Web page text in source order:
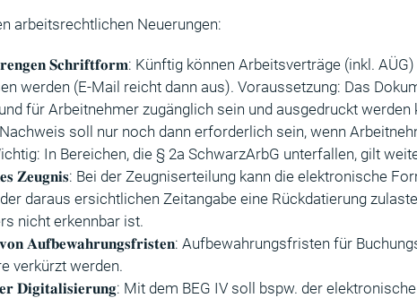
arbeitsrechtlichen Neuerungen:
𝐒𝐜𝐡𝐫𝐢𝐟𝐭𝐟𝐨𝐫𝐦: Künftig können Arbeitsverträge (inkl.
werden (E-Mail reicht dann aus). Voraussetzung: Das
für Arbeitnehmer zugänglich sein und ausgedruckt werden
soll nur noch dann erforderlich sein, wenn
In Bereichen, die § 2a SchwarzArbG unterfallen, gilt
𝐙𝐞𝐮𝐠𝐧𝐢𝐬: Bei der Zeugniserteilung kann die elektronische
daraus ersichtlichen Zeitangabe eine Rückdatierung
nicht erkennbar ist.
𝐀𝐮𝐟𝐛𝐞𝐰𝐚𝐡𝐫𝐮𝐧𝐠𝐬𝐟𝐫𝐢𝐬𝐭𝐞𝐧: Aufbewahrungsfristen für
verkürzt werden.
𝐃𝐢𝐠𝐢𝐭𝐚𝐥𝐢𝐬𝐢𝐞𝐫𝐮𝐧𝐠: Mit dem BEG IV soll bspw. der